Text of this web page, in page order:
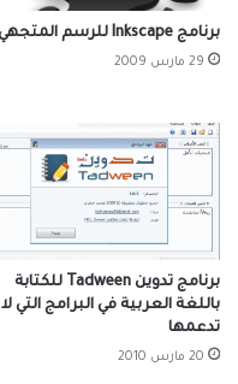
برنامج Inkscape للرسم المتجهي
29 مارس 2009
برنامج تدوين Tadween للكتابة
باللغة العربية في البرامج التي لا
تدعمها
20 مارس 2010